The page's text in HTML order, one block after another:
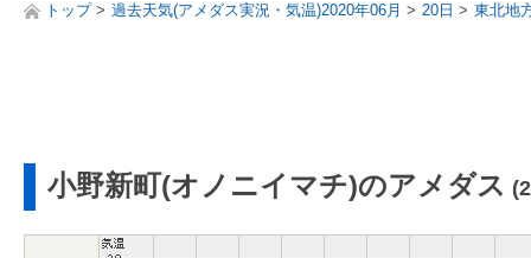
トップ 過去天気(アメダス実況・気温)2020年06月 20日 東北地
小野新町(オノニイマチ)のアメダス